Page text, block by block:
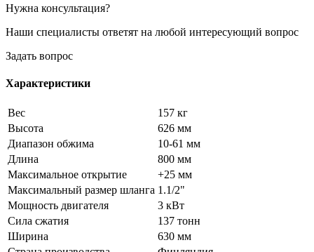
Нужна консультация?
Наши специалисты ответят на любой интересующий вопрос
Задать вопрос
Характеристики
Вес
157 кг
Высота
626 мм
Диапазон обжима
10-61 мм
Длина
800 мм
Максимальное открытие
+25 мм
Максимальный размер шланга 1.1/2"
Мощность двигателя
3 кВт
Сила сжатия
137 тонн
Ширина
630 мм